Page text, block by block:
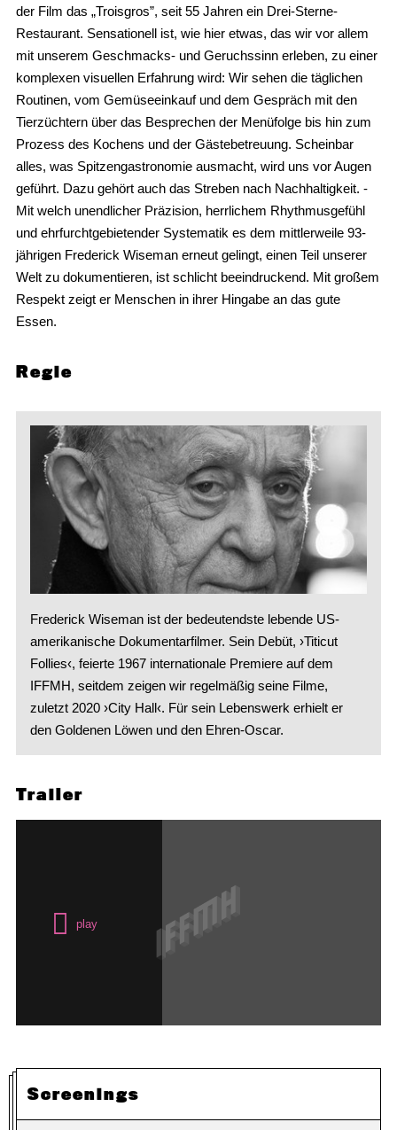
der Film das „Troisgros”, seit 55 Jahren ein Drei-Sterne-
Restaurant. Sensationell ist, wie hier etwas, das wir vor allem
mit unserem Geschmacks- und Geruchssinn erleben, zu einer
komplexen visuellen Erfahrung wird: Wir sehen die täglichen
Routinen, vom Gemüseeinkauf und dem Gespräch mit den
Tierzüchtern über das Besprechen der Menüfolge bis hin zum
Prozess des Kochens und der Gästebetreuung. Scheinbar
alles, was Spitzengastronomie ausmacht, wird uns vor Augen
geführt. Dazu gehört auch das Streben nach Nachhaltigkeit. -
Mit welch unendlicher Präzision, herrlichem Rhythmusgefühl
und ehrfurchtgebietender Systematik es dem mittlerweile 93-
jährigen Frederick Wiseman erneut gelingt, einen Teil unserer
Welt zu dokumentieren, ist schlicht beeindruckend. Mit großem
Respekt zeigt er Menschen in ihrer Hingabe an das gute
Essen.
Regie
Frederick Wiseman ist der bedeutendste lebende US-
amerikanische Dokumentarfilmer. Sein Debüt, ›Titicut
Follies‹, feierte 1967 internationale Premiere auf dem
IFFMH, seitdem zeigen wir regelmäßig seine Filme,
zuletzt 2020 ›City Hall‹. Für sein Lebenswerk erhielt er
den Goldenen Löwen und den Ehren-Oscar.
Trailer
Screenings